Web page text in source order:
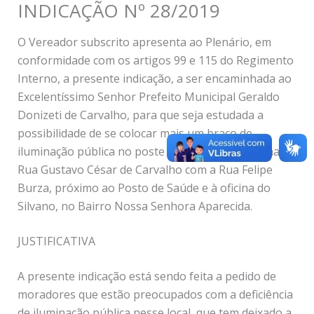
INDICAÇÃO Nº 28/2019
O Vereador subscrito apresenta ao Plenário, em
conformidade com os artigos 99 e 115 do Regimento
Interno, a presente indicação, a ser encaminhada ao
Excelentíssimo Senhor Prefeito Municipal Geraldo
Donizeti de Carvalho, para que seja estudada a
possibilidade de se colocar mais um braço de
iluminação pública no poste localizado na esquina da
Rua Gustavo César de Carvalho com a Rua Felipe
Burza, próximo ao Posto de Saúde e à oficina do
Silvano, no Bairro Nossa Senhora Aparecida.
JUSTIFICATIVA
A presente indicação está sendo feita a pedido de
moradores que estão preocupados com a deficiência